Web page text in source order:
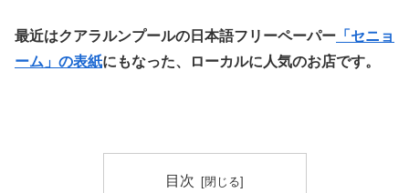
最近はクアラルンプールの日本語フリーペーパー 「セニョ
ーム」の表紙にもなった、ローカルに人気のお店です。
目次